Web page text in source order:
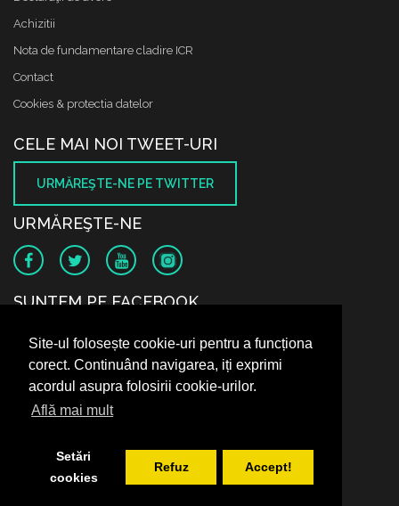
Site-ul folosește cookie-uri pentru a funcționa
corect. Continuând navigarea, iți exprimi
acordul asupra folosirii cookie-urilor.
Află mai mult
Setări
cookies
Refuz Accept!
Achizitii
Nota de fundamentare cladire ICR
Contact
Cookies & protectia datelor
CELE MAI NOI TWEET-URI
URMĂREŞTE-NE PE TWITTER
URMĂREŞTE-NE
SUNTEM PE FACEBOOK